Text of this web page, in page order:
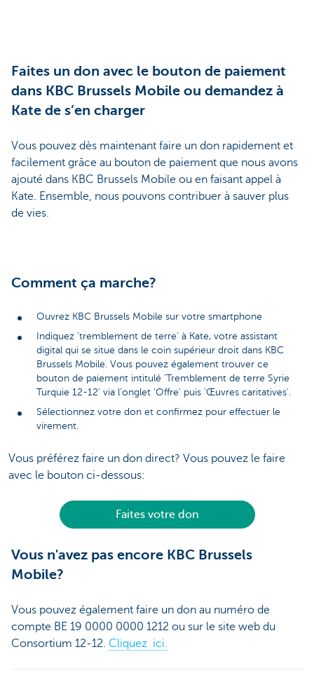
Faites un don avec le bouton de paiement
dans KBC Brussels Mobile ou demandez à
Kate de s’en charger
Vous pouvez dès maintenant faire un don rapidement et
facilement grâce au bouton de paiement que nous avons
ajouté dans KBC Brussels Mobile ou en faisant appel à
Kate. Ensemble, nous pouvons contribuer à sauver plus
de vies.
Comment ça marche?
Ouvrez KBC Brussels Mobile sur votre smartphone
Indiquez 'tremblement de terre’ à Kate, votre assistant
digital qui se situe dans le coin supérieur droit dans KBC
Brussels Mobile. Vous pouvez également trouver ce
bouton de paiement intitulé 'Tremblement de terre Syrie
Turquie 12-12' via l’onglet 'Offre' puis 'Œuvres caritatives'.
Sélectionnez votre don et confirmez pour effectuer le
virement.
Vous préférez faire un don direct? Vous pouvez le faire
avec le bouton ci-dessous:
Faites votre don
Vous n'avez pas encore KBC Brussels
Mobile?
Vous pouvez également faire un don au numéro de
compte BE 19 0000 0000 1212 ou sur le site web du
Consortium 12-12. Cliquez ici.